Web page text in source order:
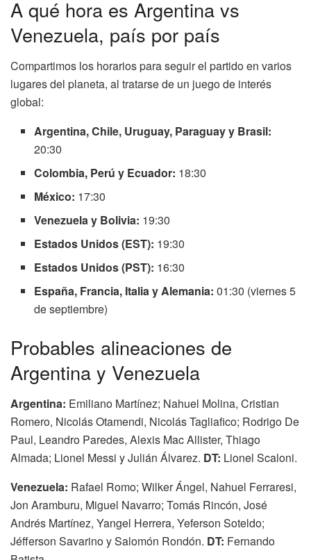
A qué hora es Argentina vs
Venezuela, país por país
Compartimos los horarios para seguir el partido en varios
lugares del planeta, al tratarse de un juego de interés
global:
Argentina, Chile, Uruguay, Paraguay y Brasil:
20:30
Colombia, Perú y Ecuador: 18:30
México: 17:30
Venezuela y Bolivia: 19:30
Estados Unidos (EST): 19:30
Estados Unidos (PST): 16:30
España, Francia, Italia y Alemania: 01:30 (viernes 5
de septiembre)
Probables alineaciones de
Argentina y Venezuela
Argentina: Emiliano Martínez; Nahuel Molina, Cristian
Romero, Nicolás Otamendi, Nicolás Tagliafico; Rodrigo De
Paul, Leandro Paredes, Alexis Mac Allister, Thiago
Almada; Lionel Messi y Julián Álvarez. DT: Lionel Scaloni.
Venezuela: Rafael Romo; Wilker Ángel, Nahuel Ferraresi,
Jon Aramburu, Miguel Navarro; Tomás Rincón, José
Andrés Martínez, Yangel Herrera, Yeferson Soteldo;
Jéfferson Savarino y Salomón Rondón. DT: Fernando